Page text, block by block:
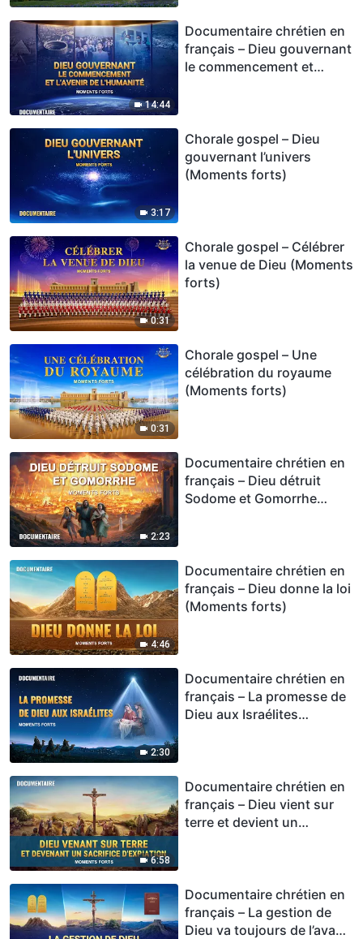
14:44
Documentaire chrétien en
français – Dieu gouvernant
le commencement et
3:17
Chorale gospel – Dieu
gouvernant l’univers
(Moments forts)
0:31
Chorale gospel – Célébrer
la venue de Dieu (Moments
forts)
0:31
Chorale gospel – Une
célébration du royaume
(Moments forts)
2:23
Documentaire chrétien en
français – Dieu détruit
Sodome et Gomorrhe
4:46
Documentaire chrétien en
français – Dieu donne la loi
(Moments forts)
2:30
Documentaire chrétien en
français – La promesse de
Dieu aux Israélites
6:58
Documentaire chrétien en
français – Dieu vient sur
terre et devient un
Documentaire chrétien en
français – La gestion de
Dieu va toujours de l’avant